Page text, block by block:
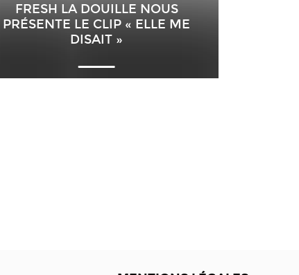
FRESH LA DOUILLE NOUS
PRÉSENTE LE CLIP « ELLE ME
DISAIT »